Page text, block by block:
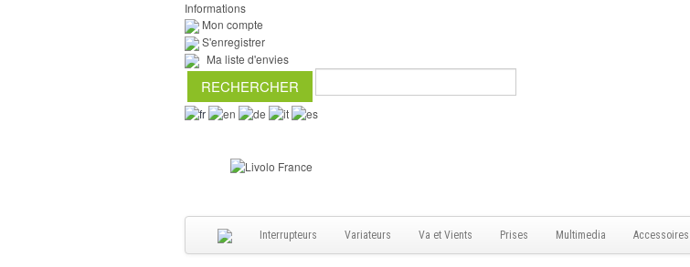
Informations
Mon compte
S'enregistrer
Ma liste d'envies
Interrupteurs Variateurs Va et Vients Prises Multimedia Accessoires